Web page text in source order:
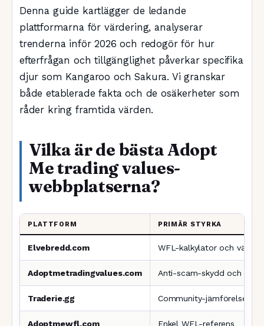
Denna guide kartlägger de ledande
plattformarna för värdering, analyserar
trenderna inför 2026 och redogör för hur
efterfrågan och tillgänglighet påverkar specifika
djur som Kangaroo och Sakura. Vi granskar
både etablerade fakta och de osäkerheter som
råder kring framtida värden.
Vilka är de bästa Adopt
Me trading values-
webbplatserna?
PLATTFORM PRIMÄR STYRKA
Elvebredd.com WFL-kalkylator och
Adoptmetradingvalues.com Anti-scam-skydd och fair
Traderie.gg Community-jämförelser
Adoptmewfl.com Enkel WFL-referens